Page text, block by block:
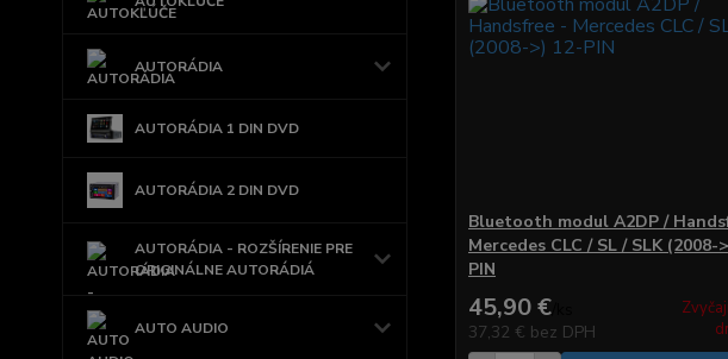
AUTORÁDIA
AUTORÁDIA 1 DIN DVD
AUTORÁDIA 2 DIN DVD
AUTORÁDIA - ROZŠÍRENIE PRE
ORIGINÁLNE AUTORÁDIÁ
AUTO AUDIO
Bluetooth modul A2DP /
Mercedes CLC / SL / SLK (2008-
PIN
45,90 €/
37,32 € bez DPH